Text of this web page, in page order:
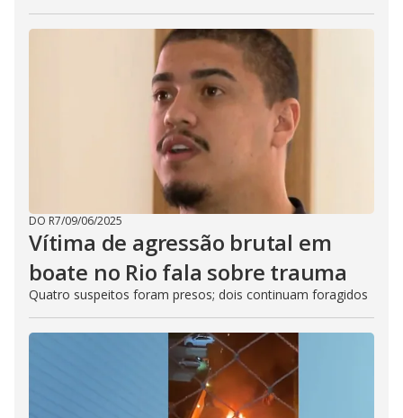
DO R7/09/06/2025
Vítima de agressão brutal em
boate no Rio fala sobre trauma
Quatro suspeitos foram presos; dois continuam foragidos